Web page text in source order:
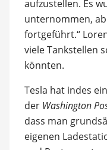
aufzustellen. Es
unternommen,
fortgeführt.“
viele Tankstellen
könnten.
Tesla hat indes
der Washington
dass man
eigenen